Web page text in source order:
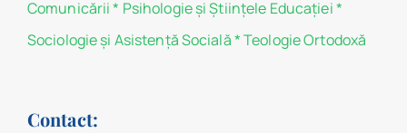
Comunicării * Psihologie şi Ştiinţele Educaţiei*
Sociologie şi Asistenţă Socială*Teologie Ortodoxă
Contact: